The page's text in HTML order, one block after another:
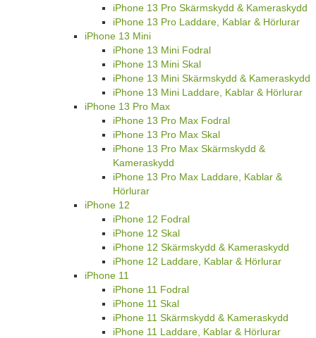
iPhone 13 Pro Skärmskydd & Kameraskydd
iPhone 13 Pro Laddare, Kablar & Hörlurar
iPhone 13 Mini
iPhone 13 Mini Fodral
iPhone 13 Mini Skal
iPhone 13 Mini Skärmskydd & Kameraskydd
iPhone 13 Mini Laddare, Kablar & Hörlurar
iPhone 13 Pro Max
iPhone 13 Pro Max Fodral
iPhone 13 Pro Max Skal
iPhone 13 Pro Max Skärmskydd &
Kameraskydd
iPhone 13 Pro Max Laddare, Kablar &
Hörlurar
iPhone 12
iPhone 12 Fodral
iPhone 12 Skal
iPhone 12 Skärmskydd & Kameraskydd
iPhone 12 Laddare, Kablar & Hörlurar
iPhone 11
iPhone 11 Fodral
iPhone 11 Skal
iPhone 11 Skärmskydd & Kameraskydd
iPhone 11 Laddare, Kablar & Hörlurar